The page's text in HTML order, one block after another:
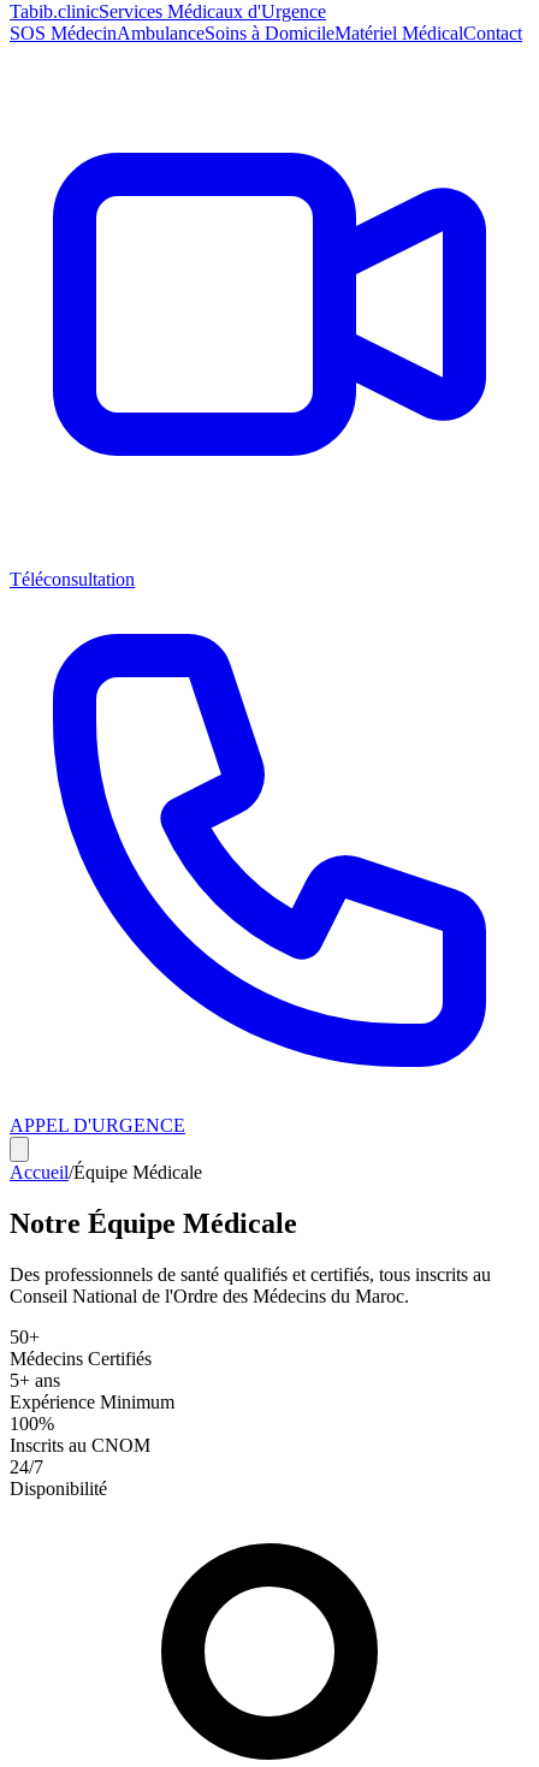
Tabib.clinicServices Médicaux d'Urgence
SOS MédecinAmbulanceSoins à DomicileMatériel MédicalContact
Téléconsultation
APPEL D'URGENCE
Accueil/Équipe Médicale
Notre Équipe Médicale
Des professionnels de santé qualifiés et certifiés, tous inscrits au
Conseil National de l'Ordre des Médecins du Maroc.
50+
Médecins Certifiés
5+ ans
Expérience Minimum
100%
Inscrits au CNOM
24/7
Disponibilité